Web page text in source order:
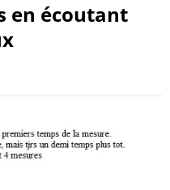
en écoutant